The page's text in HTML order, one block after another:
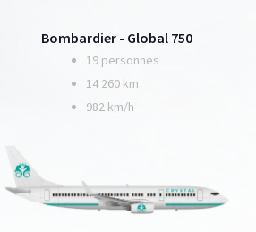
Bombardier - Global 750
19 personnes
14 260 km
982 km/h